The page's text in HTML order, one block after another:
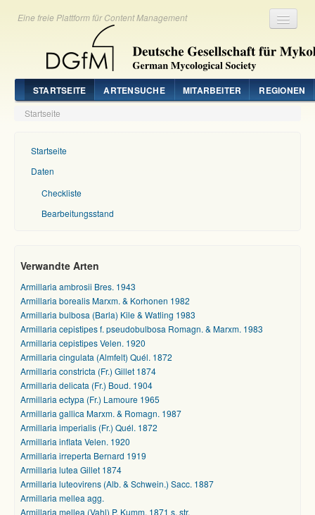
Eine freie Plattform für Content Management
STARTSEITE ARTENSUCHE MITARBEITER REGIONEN
Startseite
Startseite
Daten
Checkliste
Bearbeitungsstand
Verwandte Arten
Armillaria ambrosii Bres. 1943
Armillaria borealis Marxm. & Korhonen 1982
Armillaria bulbosa (Barla) Kile & Watling 1983
Armillaria cepistipes f. pseudobulbosa Romagn. & Marxm. 1983
Armillaria cepistipes Velen. 1920
Armillaria cingulata (Almfelt) Quél. 1872
Armillaria constricta (Fr.) Gillet 1874
Armillaria delicata (Fr.) Boud. 1904
Armillaria ectypa (Fr.) Lamoure 1965
Armillaria gallica Marxm. & Romagn. 1987
Armillaria imperialis (Fr.) Quél. 1872
Armillaria inflata Velen. 1920
Armillaria irreperta Bernard 1919
Armillaria lutea Gillet 1874
Armillaria luteovirens (Alb. & Schwein.) Sacc. 1887
Armillaria mellea agg.
Armillaria mellea (Vahl) P. Kumm. 1871 s. str.